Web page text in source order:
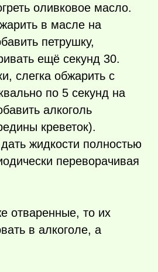
оливковое масло.
в масле на
петрушку,
ещё секунд 30.
слегка обжарить с
по 5 секунд на
алкоголь
креветок).
жидкости полностью
переворачивая
отваренные, то их
в алкоголе, а